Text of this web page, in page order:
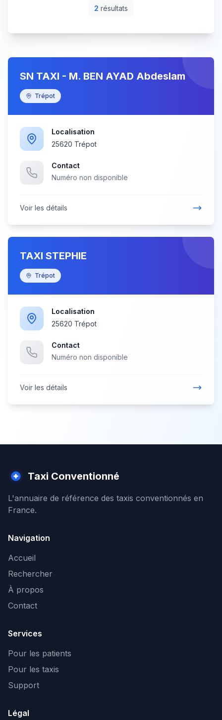
2 résultats
SN TAXI - M. BEN AYAD Abdeslam
Trépot
Localisation
25620 Trépot
Contact
Numéro non disponible
Voir les détails
TAXI STEPHIE
Trépot
Localisation
25620 Trépot
Contact
Numéro non disponible
Voir les détails
Taxi Conventionné
L'annuaire de référence des taxis conventionnés en
France.
Navigation
Accueil
Rechercher
À propos
Contact
Services
Pour les patients
Pour les taxis
Support
Légal